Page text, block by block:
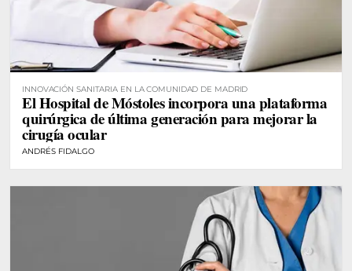
INNOVACIÓN SANITARIA EN LA COMUNIDAD DE MADRID
El Hospital de Móstoles incorpora una plataforma
quirúrgica de última generación para mejorar la
cirugía ocular
ANDRÉS FIDALGO